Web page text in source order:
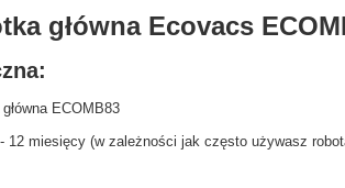
główna Ecovacs
ECOMB83
12 miesięcy (w zależności jak często używasz